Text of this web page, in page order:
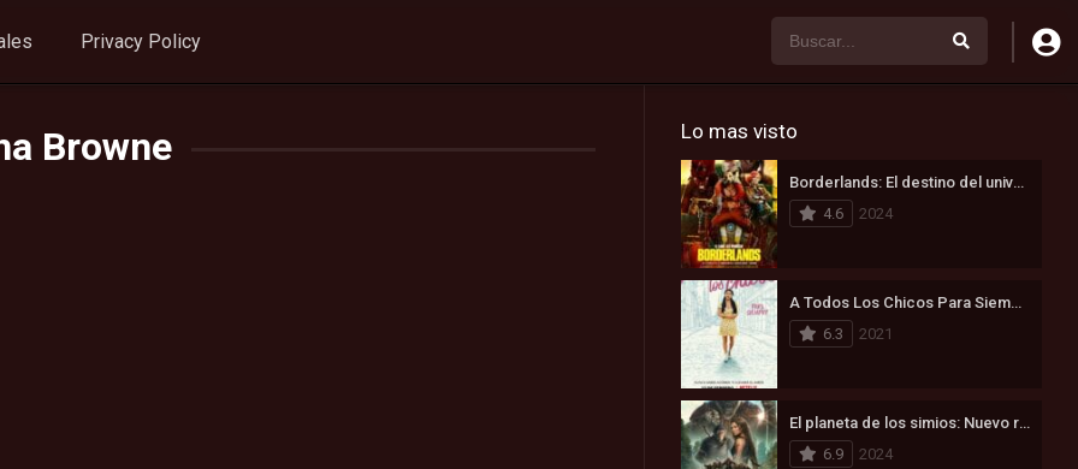
Privacy Policy
Browne Lo mas visto
Borderlands: El destino del universo está en juego (2024)
4.6
2024
A Todos Los Chicos Para Siempre (2021)
6.3
2021
El planeta de los simios: Nuevo reino (2024)
6.9
2024